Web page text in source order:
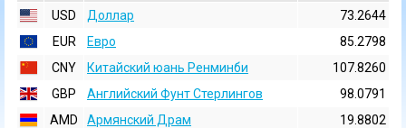
USD
Доллар
73.2644
EUR
Евро
85.2798
CNY
Китайский юань Ренминби
107.8260
GBP
Английский Фунт Стерлингов
98.0791
AMD
Армянский Драм
19.8802